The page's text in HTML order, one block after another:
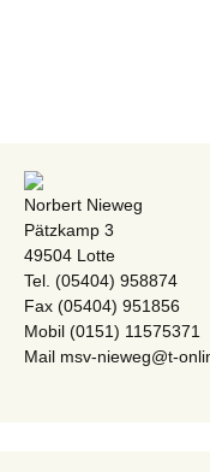
Norbert Nieweg
Pätzkamp 3
49504 Lotte
Tel. (05404) 958874
Fax (05404) 951856
Mobil (0151) 11575371
Mail msv-nieweg@t-